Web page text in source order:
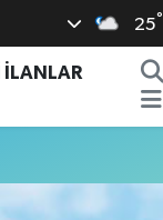
25°
İLANLAR